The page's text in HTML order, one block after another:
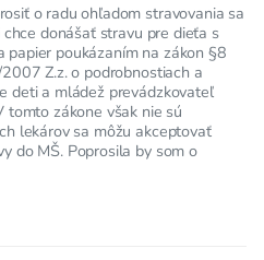
o radu ohľadom stravovania sa
donášať stravu pre dieťa s
papier poukázaním na zákon §8
Z.z. o podrobnostiach a
deti a mládež prevádzkovateľ
tomto zákone však nie sú
lekárov sa môžu akceptovať
do MŠ. Poprosila by som o